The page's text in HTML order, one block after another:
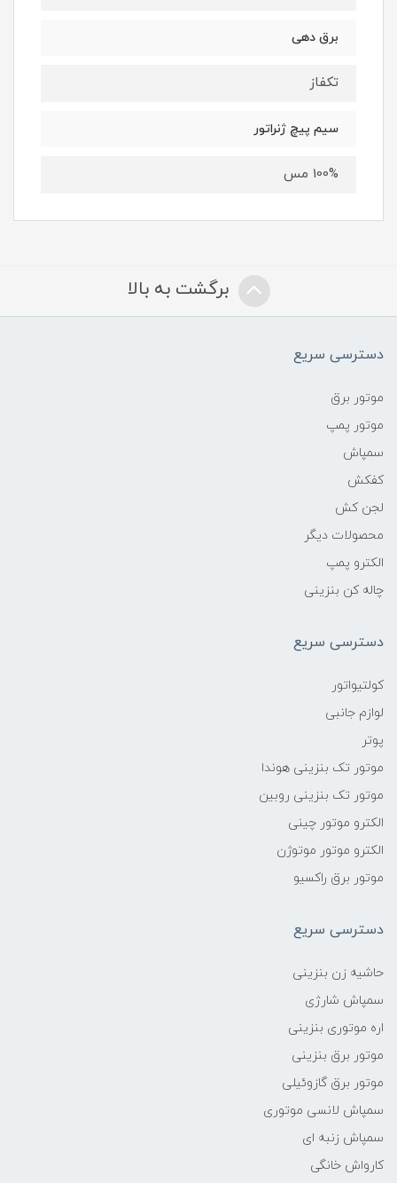
برق دهی
تکفاز
سیم پیچ ژنراتور
100% مس
برگشت به بالا
دسترسی سریع
موتور برق
موتور پمپ
سمپاش
کفکش
لجن کش
محصولات دیگر
الکترو پمپ
چاله کن بنزینی
دسترسی سریع
کولتیواتور
لوازم جانبی
پوتر
موتور تک بنزینی هوندا
موتور تک بنزینی روبین
الکترو موتور چینی
الکترو موتور موتوژن
موتور برق راکسیو
دسترسی سریع
حاشیه زن بنزینی
سمپاش شارژی
اره موتوری بنزینی
موتور برق بنزینی
موتور برق گازوئیلی
سمپاش لانسی موتوری
سمپاش زنبه ای
کارواش خانگی